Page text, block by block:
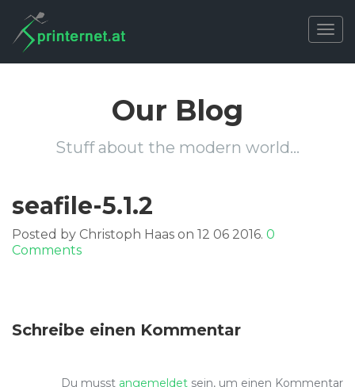
Our Blog
Stuff about the modern world…
seafile-5.1.2
Posted by Christoph Haas on 12 06 2016. 0
Comments
Schreibe einen Kommentar
Du musst angemeldet sein, um einen Kommentar